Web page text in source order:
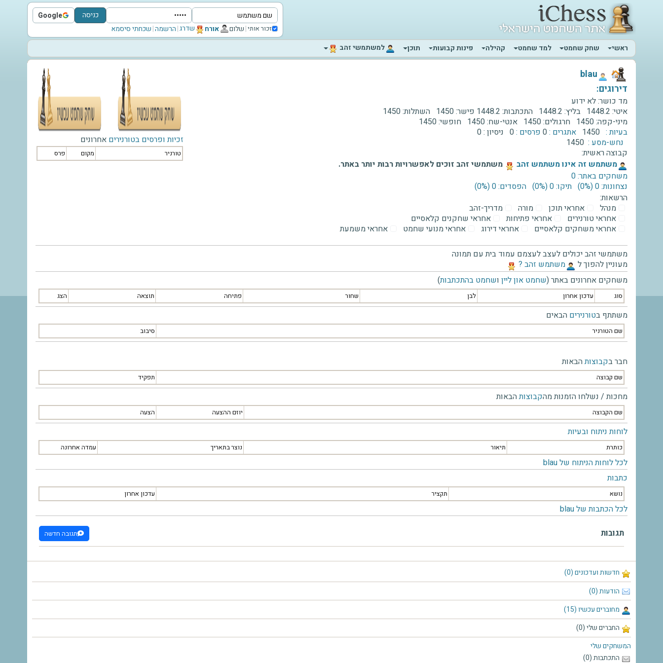
כניסה Google
Sign in with Google
זכור אותי|שלום ‫אורח‬ שדרג|הרשמה|שכחתי סיסמא
ראשי
שחק שחמט למד שחמט קהילה פינות קבועות תוכן ‫למשתמשי זהב‬
חדשות ועדכונים (0)
הודעות (0)
מחוברים עכשיו (15)
החברים שלי (0)
המשחקים שלי
התכתבות (0)
זכיות ופרסים בטורנירים אחרונים
טורניר מקום פרס
‫blau‬
דירוגים:
מד כושר:לא ידוע
איטי: 1448.2 בליץ: 1448.2 התכתבות: 1448.2 פישר:1450 השתלות:1450
מיני-קפה:1450 חרגולים:1450 אנטי-שח:1450 חופשי:1450
בעיות : 1450 אתגרים :0 פרסים :0 ניסיון :0
נחש-מסע : 1450
קבוצה ראשית:
‫משתמש זה אינו משתמש זהב‬
משתמשי זהב זוכים לאפשרויות רבות יותר באתר.
משחקים באתר: 0
נצחונות: 0 ‫(0%)‬
תיקו: 0 ‫(0%)‬
הפסדים: 0 ‫(0%)‬
הרשאות:
מנהל
אחראי תוכן מורה
מדריך-זהב
אחראי טורנירים
אחראי פתיחות
אחראי שחקנים קלאסיים
אחראי משחקים קלאסיים
אחראי דירוג אחראי מנועי שחמט אחראי משמעת
משתמשי זהב יכולים לעצב לעצמם עמוד בית עם תמונה
מעוניין להפוך ל
‫משתמש זהב ?‬
משחקים אחרונים באתר (שחמט און ליין ושחמט בהתכתבות)
סוג עדכון אחרון לבן שחור פתיחה תוצאה הצג
משתתף בטורנירים הבאים
שם הטורניר סיבוב
חבר בקבוצותהבאות
שם קבוצה תפקיד
מחכות / נשלחו הזמנות מהקבוצותהבאות
שם הקבוצה יוזם ההצעה הצעה
לוחות ניתוח ובעיות
כותרת תיאור נוצר בתאריך עמדה אחרונה
לכל לוחות הניתוח של blau
כתבות
נושא תקציר עדכון אחרון
לכל הכתבות של blau
תגובות תגובה חדשה